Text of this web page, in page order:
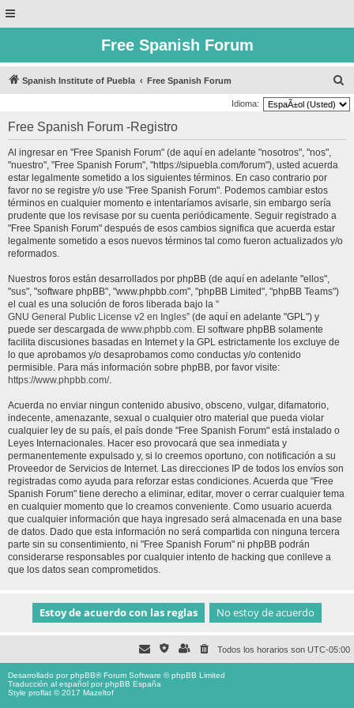
Free Spanish Forum
Spanish Institute of Puebla Free Spanish Forum
u
Idioma:
Free Spanish Forum -Registro
Al ingresar en "Free Spanish Forum" (de aquí en adelante "nosotros", "nos",
"nuestro", "Free Spanish Forum", "https://sipuebla.com/forum"), usted acuerda
estar legalmente sometido a los siguientes términos. En caso contrario por
favor no se registre y/o use "Free Spanish Forum". Podemos cambiar estos
términos en cualquier momento e intentaríamos avisarle, sin embargo sería
prudente que los revisase por su cuenta periódicamente. Seguir registrado a
"Free Spanish Forum" después de esos cambios significa que acuerda estar
legalmente sometido a esos nuevos términos tal como fueron actualizados y/o
reformados.
Nuestros foros están desarrollados por phpBB (de aquí en adelante "ellos",
"sus", "software phpBB", "www.phpbb.com", "phpBB Limited", "phpBB Teams")
el cual es una solución de foros liberada bajo la “
GNU General Public License v2 en Ingles” (de aquí en adelante "GPL") y
puede ser descargada de www.phpbb.com. El software phpBB solamente
facilita discusiones basadas en Internet y la GPL estrictamente los excluye de
lo que aprobamos y/o desaprobamos como conductas y/o contenido
permisible. Para más información sobre phpBB, por favor visite:
https://www.phpbb.com/.
Acuerda no enviar ningun contenido abusivo, obsceno, vulgar, difamatorio,
indecente, amenazante, sexual o cualquier otro material que pueda violar
cualquier ley de su país, el país donde "Free Spanish Forum" está instalado o
Leyes Internacionales. Hacer eso provocará que sea inmediata y
permanentemente expulsado y, si lo creemos oportuno, con notificación a su
Proveedor de Servicios de Internet. Las direcciones IP de todos los envíos son
registradas como ayuda para reforzar estas condiciones. Acuerda que "Free
Spanish Forum" tiene derecho a eliminar, editar, mover o cerrar cualquier tema
en cualquier momento que lo creamos conveniente. Como usuario acuerda
que cualquier información que haya ingresado será almacenada en una base
de datos. Dado que esta información no será compartida con ninguna tercera
parte sin su consentimiento, ni "Free Spanish Forum" ni phpBB podrán
considerarse responsables por cualquier intento de hacking que conlleve a
que los datos sean comprometidos.
Todos los horarios son UTC-05:00
Desarrollado porphpBB® Forum Software © phpBB Limited
Traducción al español porphpBB España
Style proflat © 2017 Mazeltof